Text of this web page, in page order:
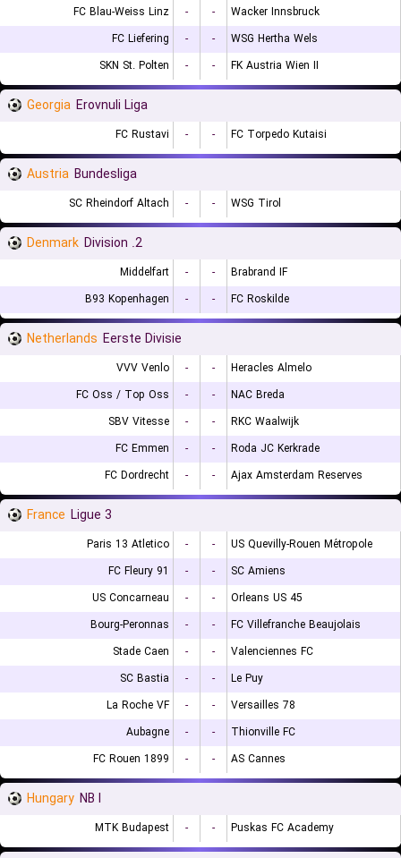
FC Blau-Weiss Linz - -
Wacker Innsbruck
FC Liefering
- -
WSG Hertha Wels
SKN St. Polten
- - FK Austria Wien II
Georgia Erovnuli Liga
FC Rustavi - - FC Torpedo Kutaisi
Austria Bundesliga
SC Rheindorf Altach - - WSG Tirol
Denmark 2. Division
Middelfart - -
Brabrand IF
B93 Kopenhagen
- - FC Roskilde
Netherlands Eerste Divisie
VVV Venlo - -
Heracles Almelo
FC Oss / Top Oss
- -
NAC Breda
SBV Vitesse
- -
RKC Waalwijk
FC Emmen
- -
Roda JC Kerkrade
FC Dordrecht
- - Ajax Amsterdam Reserves
France Ligue 3
Paris 13 Atletico - -
US Quevilly-Rouen Métropole
FC Fleury 91
- -
SC Amiens
US Concarneau
- -
Orleans US 45
Bourg-Peronnas
- -
FC Villefranche Beaujolais
Stade Caen
- -
Valenciennes FC
SC Bastia
- -
Le Puy
La Roche VF
- -
Versailles 78
Aubagne
- -
Thionville FC
FC Rouen 1899
- - AS Cannes
Hungary NB I
MTK Budapest - - Puskas FC Academy